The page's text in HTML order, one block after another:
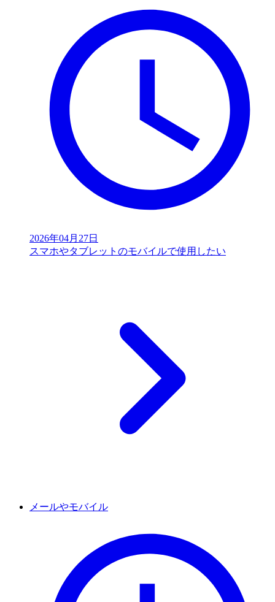
2026年04月27日
スマホやタブレットのモバイルで使用したい
メールやモバイル